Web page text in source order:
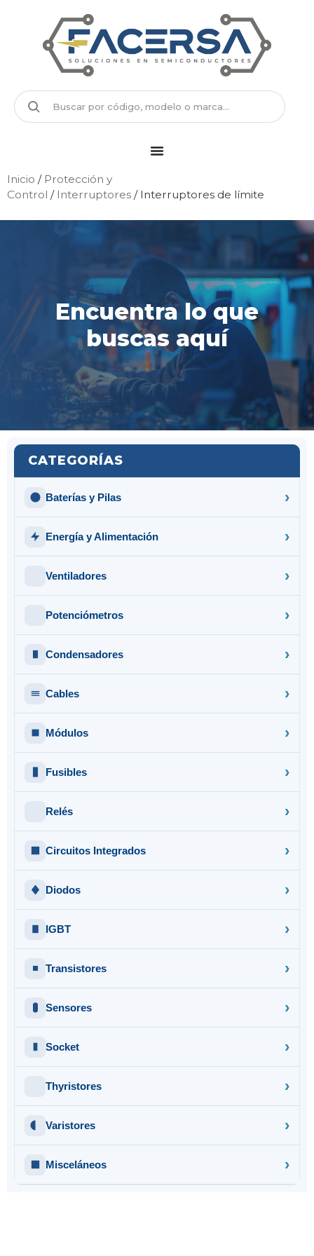
Inicio / Protección y
Control / Interruptores / Interruptores de límite
Encuentra lo que
buscas aquí
CATEGORÍAS
Baterías y Pilas
Energía y Alimentación
Ventiladores
Potenciómetros
Condensadores
Cables
Módulos
Fusibles
Relés
Circuitos Integrados
Diodos
IGBT
Transistores
Sensores
Socket
Thyristores
Varistores
Misceláneos